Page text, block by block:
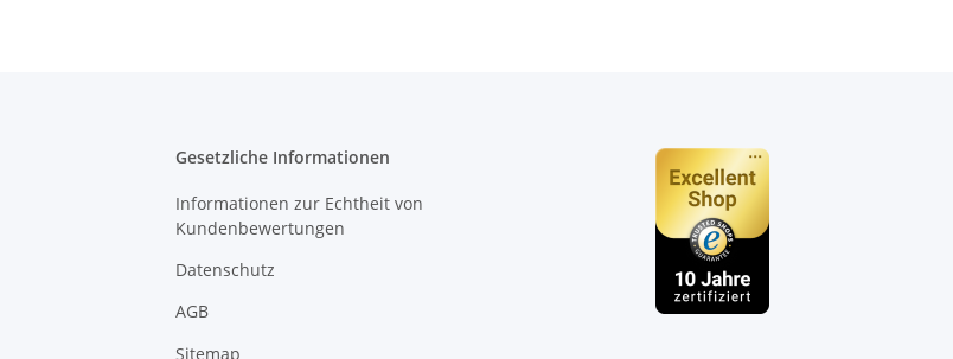
Gesetzliche Informationen
Informationen zur Echtheit von
Kundenbewertungen
Datenschutz
AGB
Sitemap